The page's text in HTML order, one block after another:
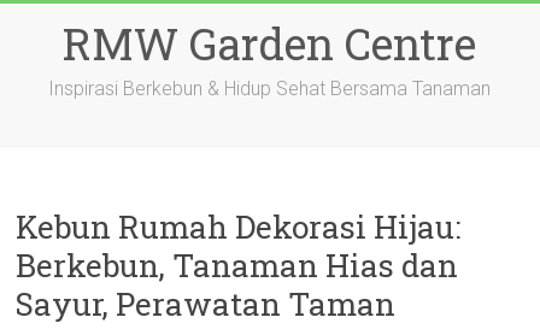
RMW Garden Centre
Inspirasi Berkebun & Hidup Sehat Bersama Tanaman
Kebun Rumah Dekorasi Hijau:
Berkebun, Tanaman Hias dan
Sayur, Perawatan Taman